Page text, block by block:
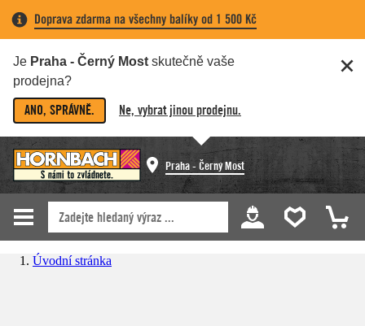
Doprava zdarma na všechny balíky od 1 500 Kč
Je Praha - Černý Most skutečně vaše
prodejna?
ANO, SPRÁVNĚ. Ne, vybrat jinou prodejnu.
Praha - Černý Most
Úvodní stránka